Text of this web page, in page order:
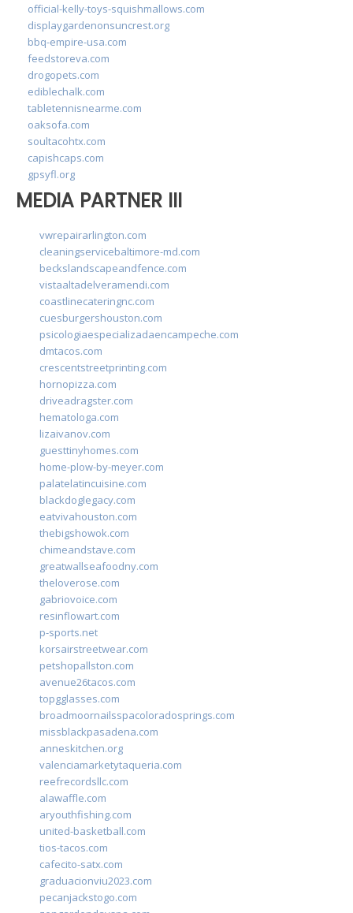
official-kelly-toys-squishmallows.com
displaygardenonsuncrest.org
bbq-empire-usa.com
feedstoreva.com
drogopets.com
ediblechalk.com
tabletennisnearme.com
oaksofa.com
soultacohtx.com
capishcaps.com
gpsyfl.org
MEDIA PARTNER III
vwrepairarlington.com
cleaningservicebaltimore-md.com
beckslandscapeandfence.com
vistaaltadelveramendi.com
coastlinecateringnc.com
cuesburgershouston.com
psicologiaespecializadaencampeche.com
dmtacos.com
crescentstreetprinting.com
hornopizza.com
driveadragster.com
hematologa.com
lizaivanov.com
guesttinyhomes.com
home-plow-by-meyer.com
palatelatincuisine.com
blackdoglegacy.com
eatvivahouston.com
thebigshowok.com
chimeandstave.com
greatwallseafoodny.com
theloverose.com
gabriovoice.com
resinflowart.com
p-sports.net
korsairstreetwear.com
petshopallston.com
avenue26tacos.com
topgglasses.com
broadmoornailsspacoloradosprings.com
missblackpasadena.com
anneskitchen.org
valenciamarketytaqueria.com
reefrecordsllc.com
alawaffle.com
aryouthfishing.com
united-basketball.com
tios-tacos.com
cafecito-satx.com
graduacionviu2023.com
pecanjackstogo.com